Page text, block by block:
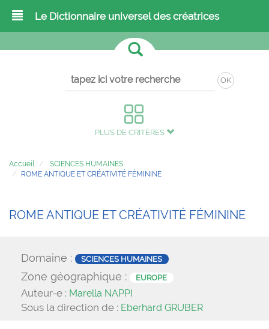
Le Dictionnaire universel des créatrices
OK
PLUS DE CRITÈRES
Accueil
SCIENCES HUMAINES
ROME ANTIQUE ET CRÉATIVITÉ FÉMININE
ROME ANTIQUE ET CRÉATIVITÉ FÉMININE
Domaine : SCIENCES HUMAINES
Zone géographique : EUROPE
Auteur-e : Marella NAPPI
Sous la direction de : Eberhard GRUBER